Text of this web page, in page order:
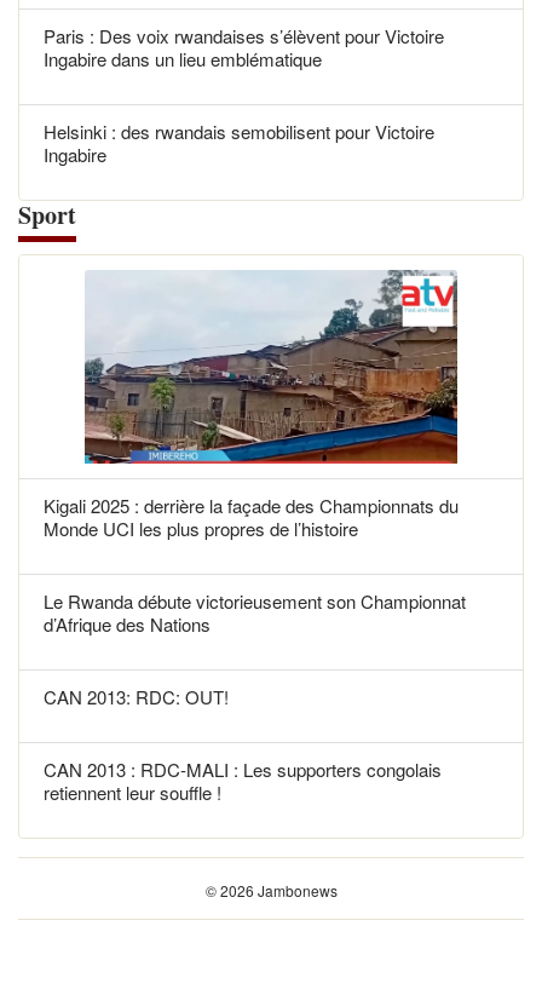
Paris : Des voix rwandaises s’élèvent pour Victoire
Ingabire dans un lieu emblématique
Helsinki : des rwandais semobilisent pour Victoire
Ingabire
Sport
Kigali 2025 : derrière la façade des Championnats du
Monde UCI les plus propres de l’histoire
Le Rwanda débute victorieusement son Championnat
d’Afrique des Nations
CAN 2013: RDC: OUT!
CAN 2013 : RDC-MALI : Les supporters congolais
retiennent leur souffle !
© 2026 Jambonews